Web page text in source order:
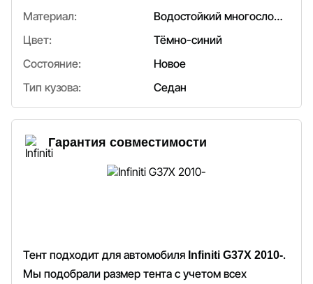
Материал:
Водостойкий многослойный
Цвет:
Тёмно-синий
Состояние:
Новое
Тип кузова:
Седан
Гарантия совместимости
Тент подходит для автомобиля Infiniti G37X 2010-.
Мы подобрали размер тента с учетом всех